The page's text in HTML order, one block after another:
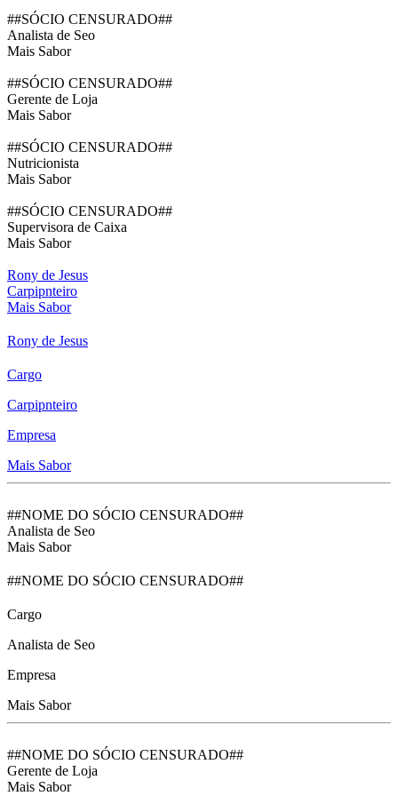
##SÓCIO CENSURADO##
Analista de Seo
Mais Sabor
##SÓCIO CENSURADO##
Gerente de Loja
Mais Sabor
##SÓCIO CENSURADO##
Nutricionista
Mais Sabor
##SÓCIO CENSURADO##
Supervisora de Caixa
Mais Sabor
Rony de Jesus
Carpipnteiro
Mais Sabor
Rony de Jesus
Cargo
Carpipnteiro
Empresa
Mais Sabor
##NOME DO SÓCIO CENSURADO##
Analista de Seo
Mais Sabor
##NOME DO SÓCIO CENSURADO##
Cargo
Analista de Seo
Empresa
Mais Sabor
##NOME DO SÓCIO CENSURADO##
Gerente de Loja
Mais Sabor